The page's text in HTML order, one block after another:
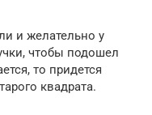
и желательно у
чтобы подошел
то придется
квадрата.